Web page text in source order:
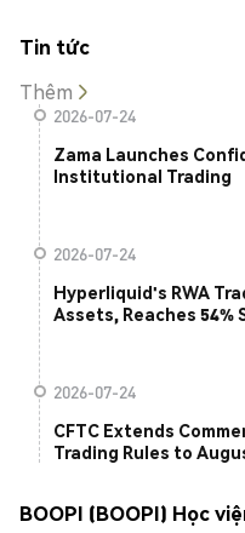
Tin tức
Thêm
2026-07-24
Zama Launches
Institutional Trading
2026-07-24
Hyperliquid's RWA
Assets, Reaches 54%
2026-07-24
CFTC Extends
Trading Rules to
BOOPI (BOOPI) Học